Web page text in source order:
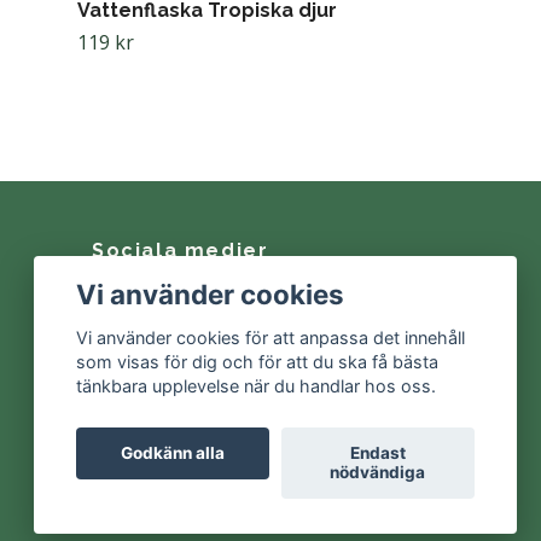
Vattenflaska Tropiska djur
119 kr
Sociala medier
Facebook
Instagram
Vi använder cookies
Vi använder cookies för att anpassa det innehåll
som visas för dig och för att du ska få bästa
tänkbara upplevelse när du handlar hos oss.
Godkänn alla
Endast
nödvändiga